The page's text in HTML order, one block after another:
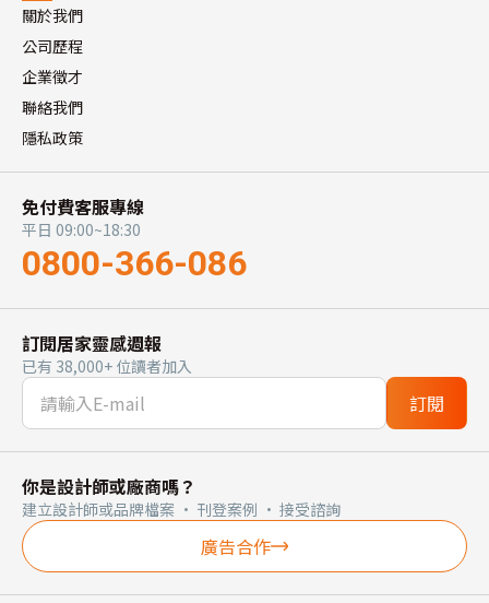
關於我們
公司歷程
企業徵才
聯絡我們
隱私政策
免付費客服專線
平日 09:00~18:30
0800-366-086
訂閱居家靈感週報
已有 38,000+ 位讀者加入
訂閱
你是設計師或廠商嗎？
建立設計師或品牌檔案 · 刊登案例 · 接受諮詢
廣告合作